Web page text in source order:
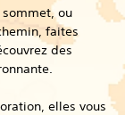
ou
faites
des
elles vous